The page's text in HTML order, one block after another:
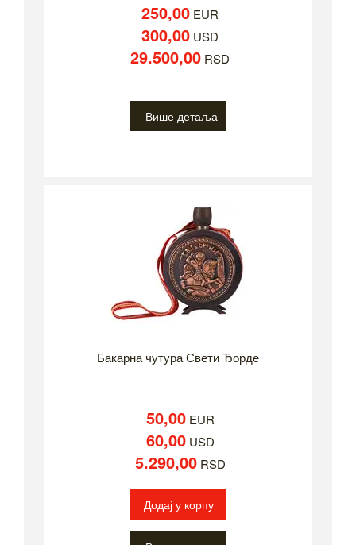
250,00 EUR
300,00 USD
29.500,00 RSD
Више детаља
Бакарна чутура Свети Ђорде
50,00EUR
60,00USD
5.290,00RSD
Додај у корпу